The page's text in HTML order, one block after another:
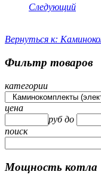
Следующий
Вернуться к:
Фильтр товаров
категории
цена
рубдо
поиск
Мощность котла